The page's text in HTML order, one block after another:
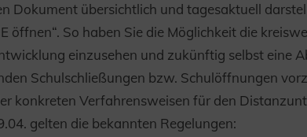
Dokument übersichtlich und tagesaktuell
öffnen“. So haben Sie die Möglichkeit die
einzusehen und zukünftig selbst eine
Schulschließungen bzw. Schulöffnungen
konkreten Verfahrensweisen für den
gelten die bekannten Regelungen: